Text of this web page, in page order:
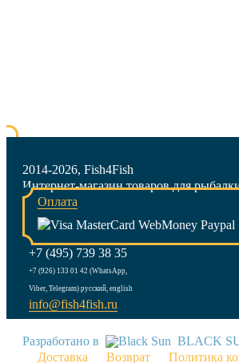
2014-2026, Fish4Fish
Интернет-магазин товаров для
Оплата
+7 (495) 739 38 35
+7 (926) 133 01 42 (WhatsApp,
Viber, Telegram) русский, english
info@fish4fish.ru
Разработано в
BLACK
Доставка
Возврат Политика